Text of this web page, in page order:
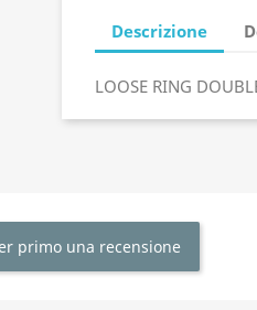
Descrizione
LOOSE RING
primo una recensione